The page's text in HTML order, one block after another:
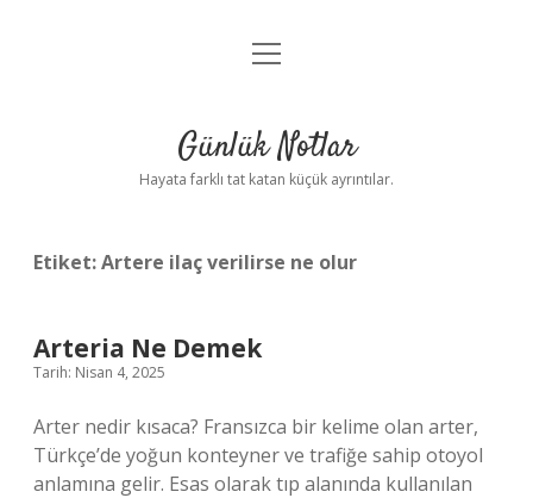
Anasayfa
Yasal Uyarı
menüyü
Günlük Notlar
Hayata farklı tat katan küçük ayrıntılar.
Etiket:Artere ilaç verilirse ne olur
Arteria Ne Demek
Tarih: Nisan 4, 2025
Arter nedir kısaca? Fransızca bir kelime olan arter,
Türkçe’de yoğun konteyner ve trafiğe sahip otoyol
anlamına gelir. Esas olarak tıp alanında kullanılan